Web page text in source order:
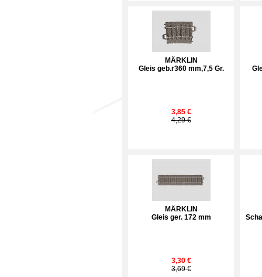
MÄRKLIN
Gleis geb.r360 mm,7,5 Gr.
3,85 €
4,29 €
MÄRKLIN
Gleis ger. 172 mm
3,30 €
3,69 €